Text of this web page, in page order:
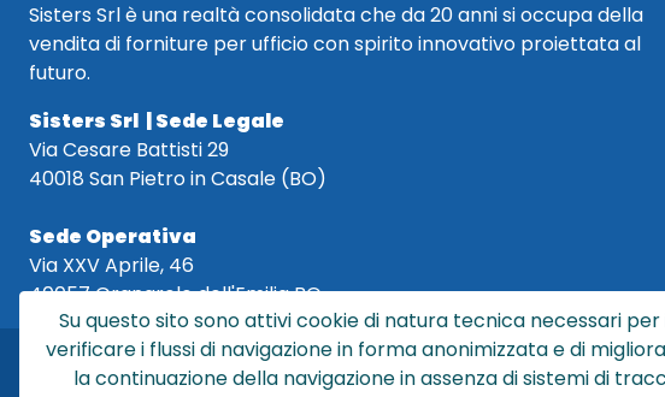
Sisters Srl è una realtà consolidata che da 20 anni si occupa della
vendita di forniture per ufficio con spirito innovativo proiettata al
futuro.
Sisters Srl | Sede Legale
Via Cesare Battisti 29
40018 San Pietro in Casale (BO)
Sede Operativa
Via XXV Aprile, 46
40057 Granarolo dell'Emilia BO
©
Sisters S.r.l. -
Su questo sito sono attivi cookie di natura tecnica necessari
verificare i flussi di navigazione in forma anonimizzata e di
la continuazione della navigazione in assenza di sistemi di